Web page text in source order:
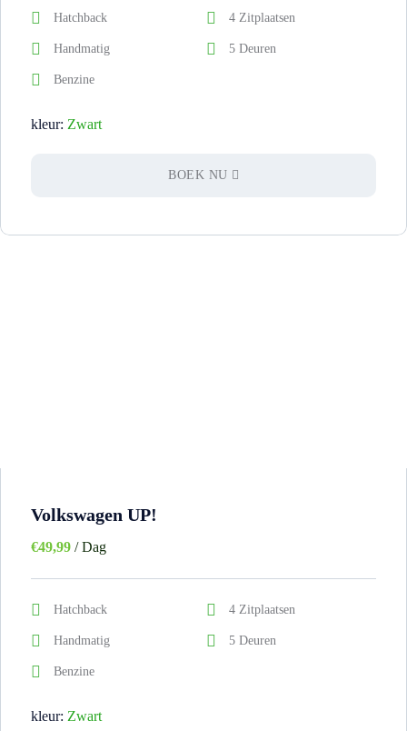
Hatchback 4 Zitplaatsen
Handmatig 5 Deuren
Benzine
kleur: Zwart
BOEK NU
Volkswagen UP!
€49,99 / Dag
Hatchback 4 Zitplaatsen
Handmatig 5 Deuren
Benzine
kleur: Zwart